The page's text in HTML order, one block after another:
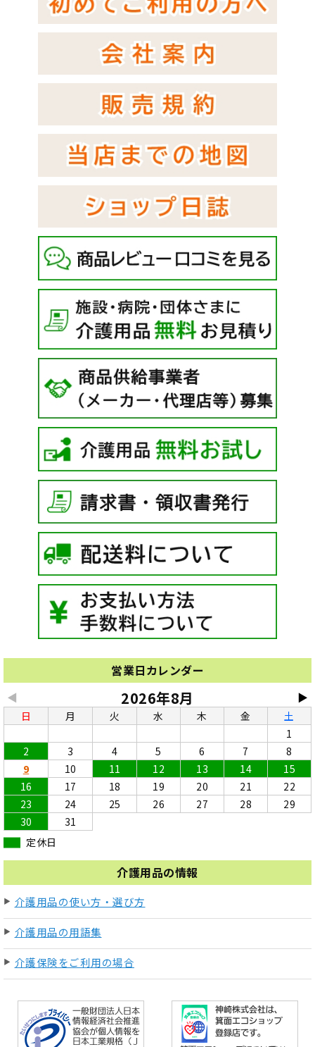
営業日カレンダー
◀ ▶
2026年8月
日 月 火 水 木 金
土
1
2
3 4 5 6 7
8
9
10 11 12 13 14
15
16
17 18 19 20 21
22
23
24 25 26 27 28
29
30
31
定休日
介護用品の情報
介護用品の使い方・選び方
介護用品の用語集
介護保険をご利用の場合